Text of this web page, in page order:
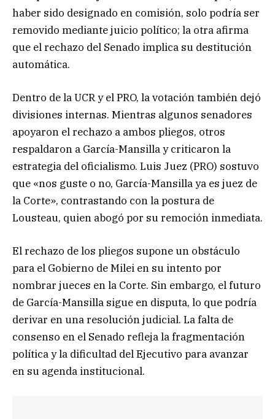
haber sido designado en comisión, solo podría ser
removido mediante juicio político; la otra afirma
que el rechazo del Senado implica su destitución
automática.
Dentro de la UCR y el PRO, la votación también dejó
divisiones internas. Mientras algunos senadores
apoyaron el rechazo a ambos pliegos, otros
respaldaron a García-Mansilla y criticaron la
estrategia del oficialismo. Luis Juez (PRO) sostuvo
que «nos guste o no, García-Mansilla ya es juez de
la Corte», contrastando con la postura de
Lousteau, quien abogó por su remoción inmediata.
El rechazo de los pliegos supone un obstáculo
para el Gobierno de Milei en su intento por
nombrar jueces en la Corte. Sin embargo, el futuro
de García-Mansilla sigue en disputa, lo que podría
derivar en una resolución judicial. La falta de
consenso en el Senado refleja la fragmentación
política y la dificultad del Ejecutivo para avanzar
en su agenda institucional.